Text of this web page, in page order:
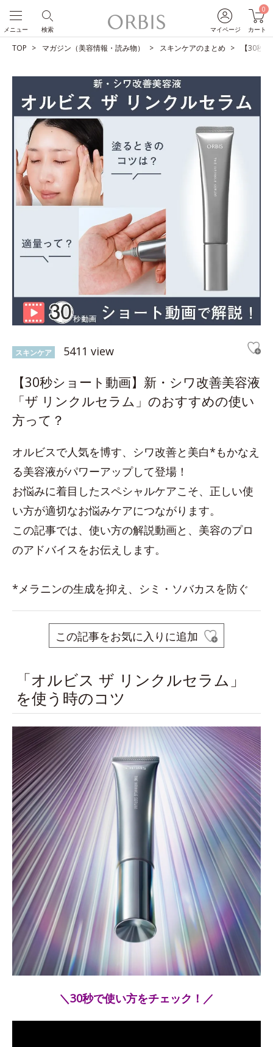
マイページ
0
カート
検索
メニュー
TOP マガジン（美容情報・読み物） スキンケアのまとめ 【30秒
スキンケア 5411 view
【30秒ショート動画】新・シワ改善美容液
「ザ リンクルセラム」のおすすめの使い
方って？
オルビスで人気を博す、シワ改善と美白*もかなえ
る美容液がパワーアップして登場！
お悩みに着目したスペシャルケアこそ、正しい使
い方が適切なお悩みケアにつながります。
この記事では、使い方の解説動画と、美容のプロ
のアドバイスをお伝えします。
*メラニンの生成を抑え、シミ・ソバカスを防ぐ
この記事をお気に入りに追加
「オルビス ザ リンクルセラム」
を使う時のコツ
＼30秒で使い方をチェック！／